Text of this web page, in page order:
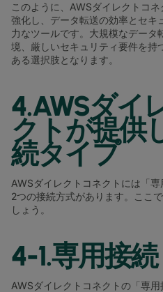
このように、AWSダイレクトコ
強化し、データ転送の効率とセキ
力なツールです。大規模なデータ
境、厳しいセキュリティ要件を持
ある選択肢となります。
4.AWSダイ
クトが提供
続タイプ
AWSダイレクトコネクトには「
2つの接続方式があります。ここ
しょう。
4-1.専用接続
AWSダイレクトコネクトの「専